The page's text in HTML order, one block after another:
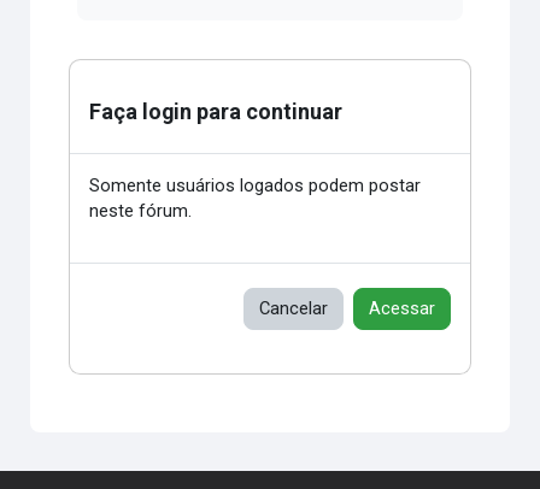
Faça login para continuar
Somente usuários logados podem postar
neste fórum.
Cancelar Acessar